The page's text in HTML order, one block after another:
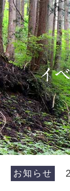
お知らせ